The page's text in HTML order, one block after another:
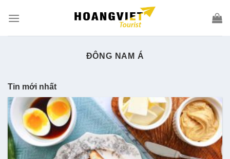
ĐÔNG NAM Á
Tin mới nhất